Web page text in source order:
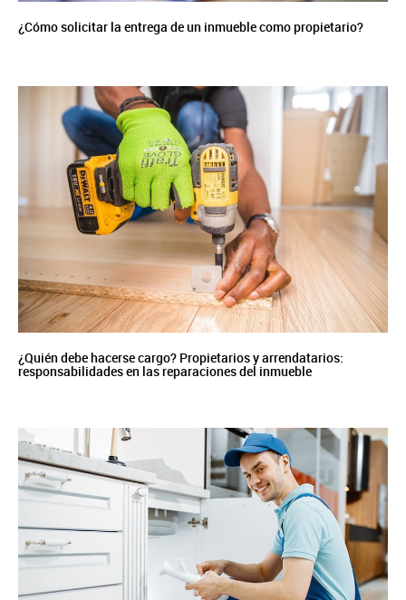
¿Cómo solicitar la entrega de un inmueble como propietario?
¿Quién debe hacerse cargo? Propietarios y arrendatarios:
responsabilidades en las reparaciones del inmueble